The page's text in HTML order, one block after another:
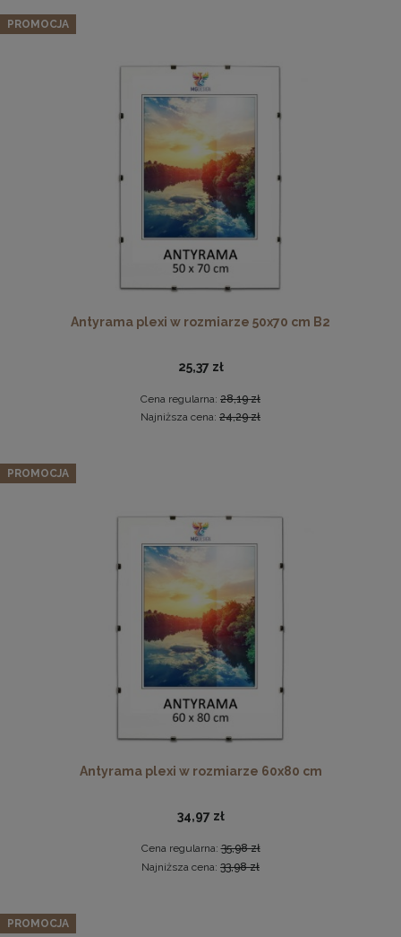
Ramka na zdjęcia A4 21 x 29,7 cm pomarańczowa, z
17,99 zł
DO KOSZYKA
8,00 zł
DO KOSZYKA
Zestaw 3 szt. ramek na zdjęcia 35 x 80 cm turkusowych, z
271,69 zł
Cena regularna:
Najniższa cena:
DO KOSZYKA
Antyrama plexi w rozmiarze 50x70 cm B2
25,37 zł
Cena regularna: 28,19 zł
Najniższa cena: 24,29 zł
PROMOCJA
Antyrama plexi w rozmiarze 60x80 cm
34,97 zł
Cena regularna:35,98 zł
Najniższa cena: 33,98 zł
PROMOCJA
PROMOCJA